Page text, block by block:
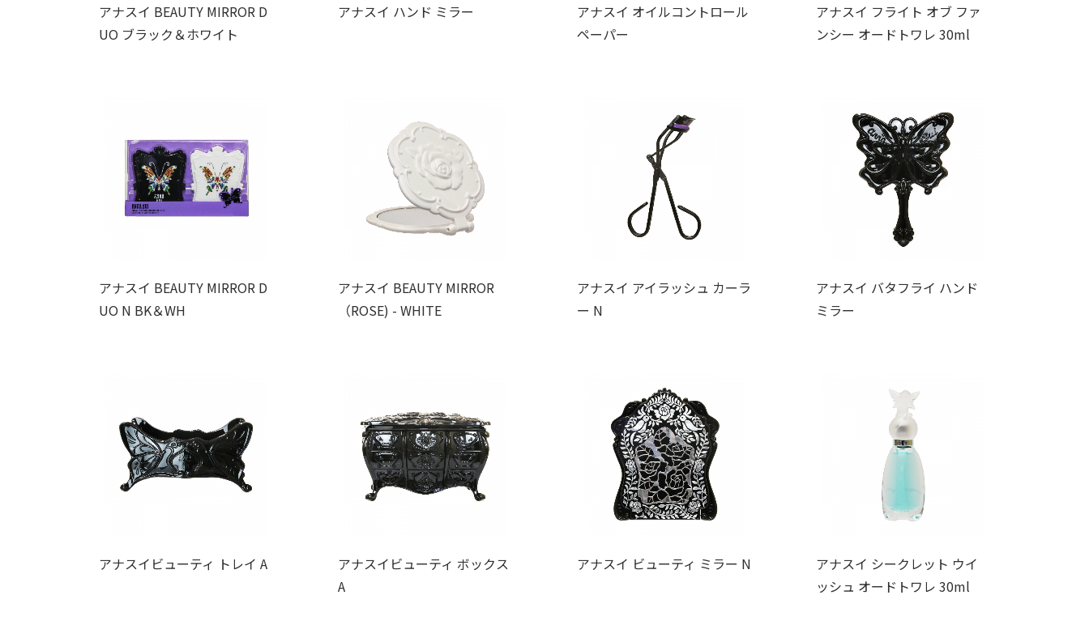
アナスイ BEAUTY MIRROR D
UO ブラック＆ホワイト
アナスイ ハンド ミラー
アナスイ オイルコントロール
ペーパー
アナスイ フライト オブ ファ
ンシー オードトワレ 30ml
アナスイ BEAUTY MIRROR D
UO N BK＆WH
アナスイ BEAUTY MIRROR
（ROSE) - WHITE
アナスイ アイラッシュ カーラ
ー N
アナスイ バタフライ ハンド
ミラー
アナスイビューティ トレイ A
アナスイビューティ ボックス
A
アナスイ ビューティ ミラー N
アナスイ シークレット ウイ
ッシュ オードトワレ 30ml